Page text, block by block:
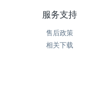
服务支持
售后政策
相关下载